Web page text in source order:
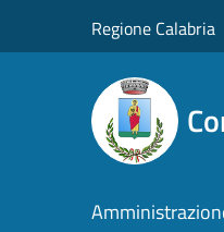
Regione Calabria